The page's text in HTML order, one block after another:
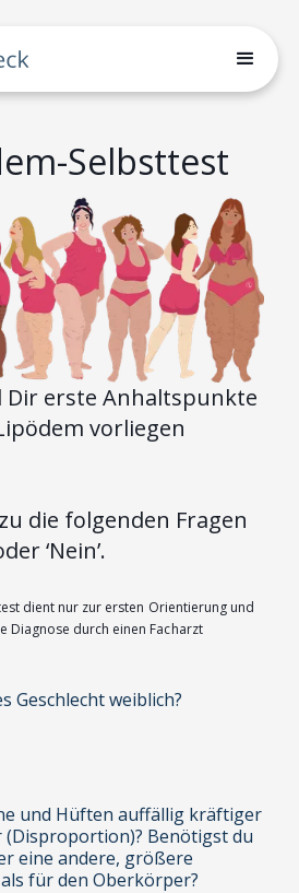
Selbsttest
Dir erste Anhaltspunkte
vorliegen
die folgenden Fragen
‘Nein’.
dient nur zur ersten Orientierung und
Diagnose durch einen Facharzt
Geschlecht weiblich?
und Hüften auffällig kräftiger
Benötigst du
eine andere, größere
für den Oberkörper?